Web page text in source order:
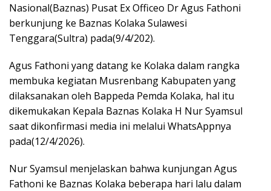
Nasional(Baznas) Pusat Ex Officeo Dr Agus Fathoni
berkunjung ke Baznas Kolaka Sulawesi
Tenggara(Sultra) pada(9/4/202).
Agus Fathoni yang datang ke Kolaka dalam rangka
membuka kegiatan Musrenbang Kabupaten yang
dilaksanakan oleh Bappeda Pemda Kolaka, hal itu
dikemukakan Kepala Baznas Kolaka H Nur Syamsul
saat dikonfirmasi media ini melalui WhatsAppnya
pada(12/4/2026).
Nur Syamsul menjelaskan bahwa kunjungan Agus
Fathoni ke Baznas Kolaka beberapa hari lalu dalam